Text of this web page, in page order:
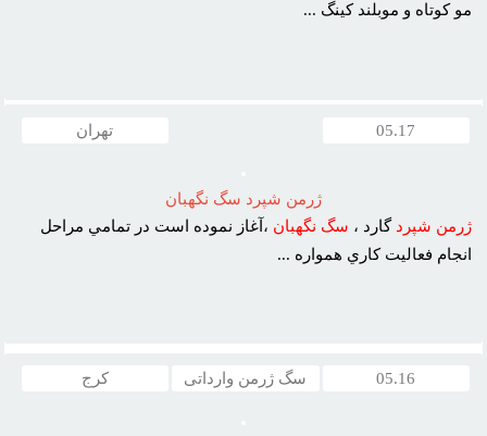
مو کوتاه و موبلند کينگ ...
05.17 تهران
ژرمن شپرد سگ نگهبان
ژرمن شپرد گارد ، سگ نگهبان ،آغاز نموده است در تمامي مراحل
انجام فعاليت کاري همواره ...
05.16 سگ ژرمن وارداتی کرج